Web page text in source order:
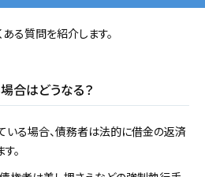
る質問を紹介します。
合はどうなる？
る場合、債務者は法的に借金の返済
。